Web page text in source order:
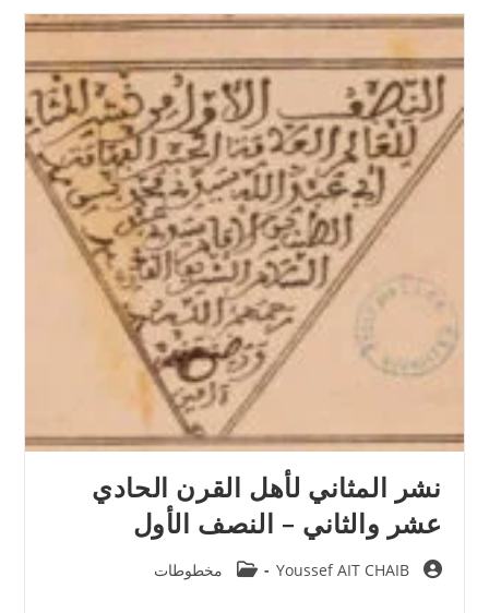
نشر المثاني لأهل القرن الحادي
عشر والثاني – النصف الأول
Post
Youssef AIT CHAIB
Post
مخطوطات